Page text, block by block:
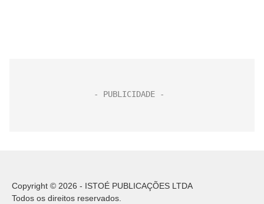
Copyright © 2026 - ISTOÉ PUBLICAÇÕES LTDA
Todos os direitos reservados.